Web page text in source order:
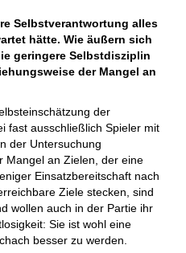
Selbstverantwortung alles
hätte. Wie äußern sich
geringere Selbstdisziplin
der Mangel an
der
fast ausschließlich Spieler mit
der Untersuchung
Mangel an Zielen, der eine
Einsatzbereitschaft nach
Ziele stecken, sind
wollen auch in der Partie ihr
Sie ist wohl eine
besser zu werden.